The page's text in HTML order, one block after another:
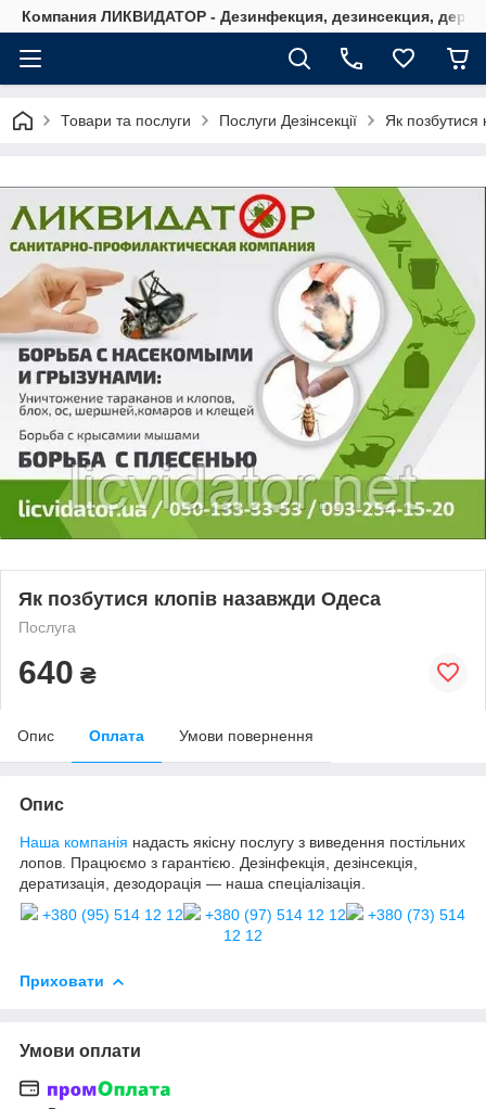
Компания ЛИКВИДАТОР - Дезинфекция, дезинсекция,
Товари та послуги Послуги Дезінсекції Як позбутися
Як позбутися клопів назавжди Одеса
Послуга
640 ₴
Опис Оплата Умови повернення
Опис
Наша компанія надасть якісну послугу з виведення постільних
лопов. Працюємо з гарантією. Дезінфекція, дезінсекція,
дератизація, дезодорація — наша спеціалізація.
+380 (95) 514 12 12
+380 (97) 514 12 12
+380 (73) 514
12 12
Приховати
Умови оплати